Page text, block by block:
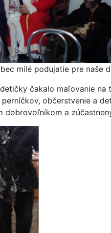
milé podujatie pre naše
čakalo maľovanie na
občerstvenie a
dobrovoľníkom a